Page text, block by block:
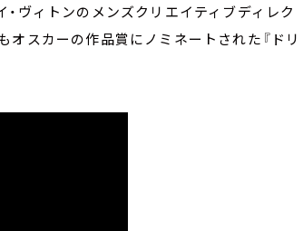
ヴィトンのメンズクリエイティブディレク
スカーの作品賞にノミネートされた『ドリ